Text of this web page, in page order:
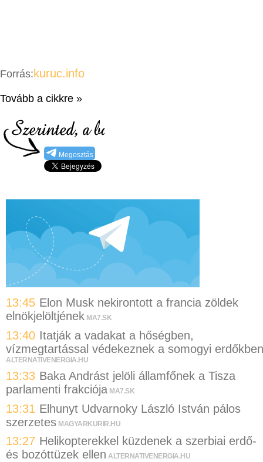
Forrás: kuruc.info
Tovább a cikkre »
Megosztás
13:45 Elon Musk nekirontott a francia zöldek
elnökjelöltjének MA7.SK
13:40 Itatják a vadakat a hőségben,
vízmegtartással védekeznek a somogyi erdőkben
ALTERNATIVENERGIA.HU
13:33 Baka Andrást jelöli államfőnek a Tisza
parlamenti frakciója MA7.SK
13:31 Elhunyt Udvarnoky László István pálos
szerzetes MAGYARKURIR.HU
13:27 Helikopterekkel küzdenek a szerbiai erdő-
és bozóttüzek ellen ALTERNATIVENERGIA.HU